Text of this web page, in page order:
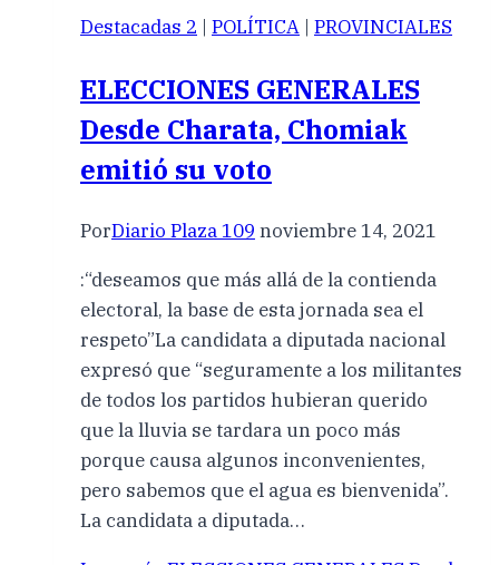
Destacadas 2 | POLÍTICA | PROVINCIALES
ELECCIONES GENERALES
Desde Charata, Chomiak
emitió su voto
PorDiario Plaza 109 noviembre 14, 2021
:“deseamos que más allá de la contienda
electoral, la base de esta jornada sea el
respeto”La candidata a diputada nacional
expresó que “seguramente a los militantes
de todos los partidos hubieran querido
que la lluvia se tardara un poco más
porque causa algunos inconvenientes,
pero sabemos que el agua es bienvenida”.
La candidata a diputada…